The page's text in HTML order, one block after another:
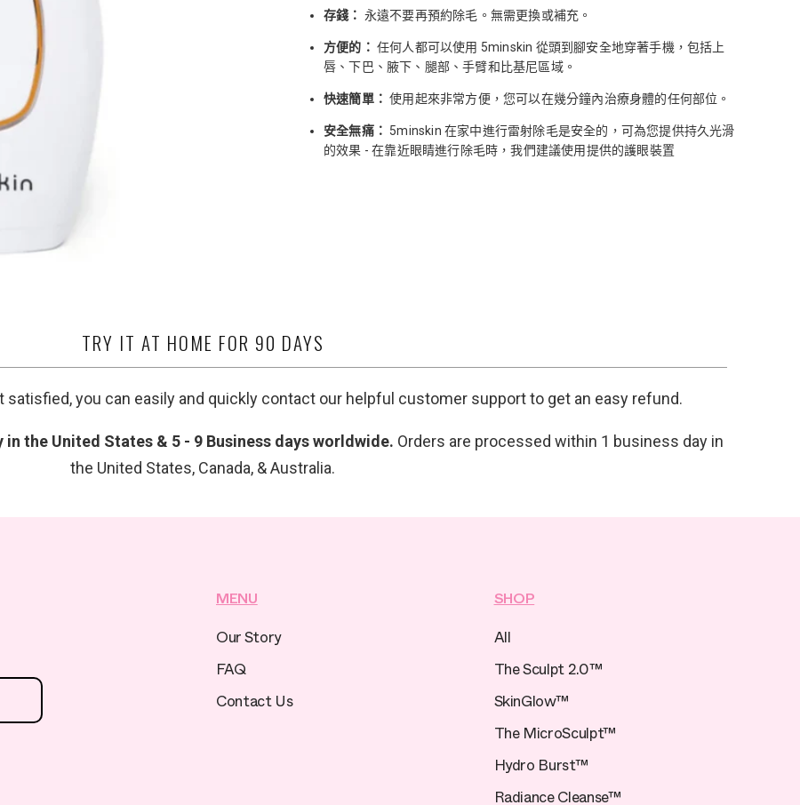
存錢： 永遠不要再預約除毛。無需更換或補充。
方便的： 任何人都可以使用 5minskin 從頭到腳安全地穿著手機，包括上
唇、下巴、腋下、腿部、手臂和比基尼區域。
快速簡單：使用起來非常方便，您可以在幾分鐘內治療身體的任何部位。
安全無痛： 5minskin 在家中進行雷射除毛是安全的，可為您提供持久光滑
的效果 - 在靠近眼睛進行除毛時，我們建議使用提供的護眼裝置
TRY IT AT HOME FOR 90 DAYS
satisfied, you can easily and quickly contact our helpful customer support to get an easy refund.
the United States & 5 - 9 Business days worldwide. Orders are processed within 1 business day in
the United States, Canada, & Australia.
MENU
Our Story
FAQ
Contact Us
SHOP
All
The Sculpt 2.0™
SkinGlow™
The MicroSculpt™
Hydro Burst™
Radiance Cleanse™